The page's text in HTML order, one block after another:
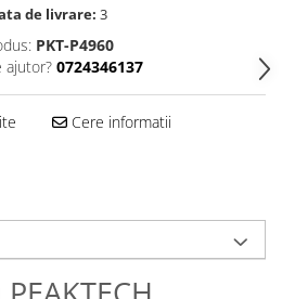
de livrare: 3
PKT-P4960
ajutor? 0724346137
Cere informatii